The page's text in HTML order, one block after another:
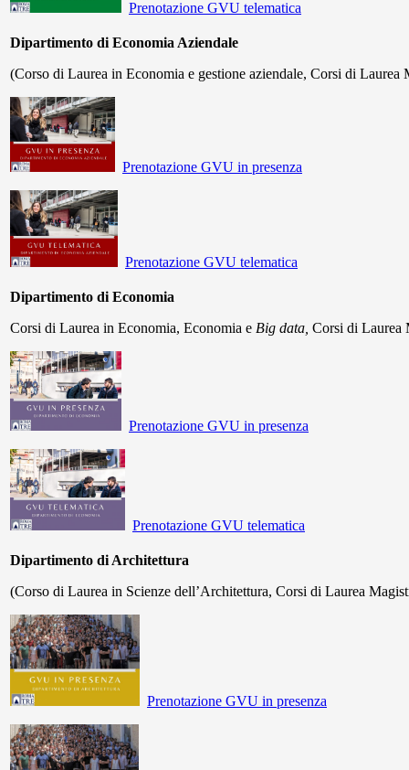
Prenotazione GVU telematica
Dipartimento di Economia Aziendale
(Corso di Laurea in Economia e gestione aziendale, Corsi di Laurea
Prenotazione GVU in presenza
Prenotazione GVU telematica
Dipartimento di Economia
Corsi di Laurea in Economia, Economia e Big data, Corsi di Laurea
Prenotazione GVU in presenza
Prenotazione GVU telematica
Dipartimento di Architettura
(Corso di Laurea in Scienze dell’Architettura, Corsi di Laurea
Prenotazione GVU in presenza